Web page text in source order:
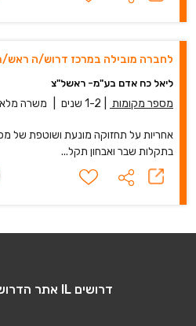
לחברה מובילה במרכז דרוש/ה ראש/
ליאל כח אדם בע"מ- ראשל"צ
מספר מקומות 1-2 שנים משרה
אחריות על תחזוקה מונעת ושוטפת של
בתקלות שבר ואבחון תקל...
דרושים IL אתר הדרושים של ישראל